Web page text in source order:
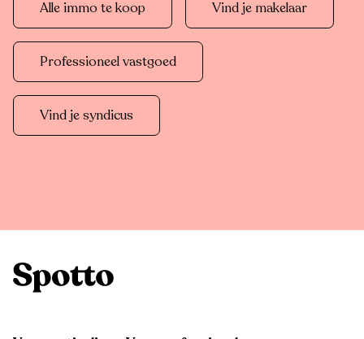
Alle immo te koop Vind je makelaar
Professioneel vastgoed
Vind je syndicus